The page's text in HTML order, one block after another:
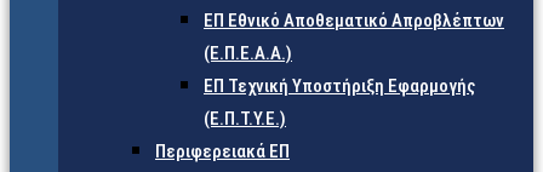
ΕΠ Εθνικό Αποθεματικό Απροβλέπτων
(Ε.Π.Ε.Α.Α.)
ΕΠ Τεχνική Υποστήριξη Εφαρμογής
(Ε.Π.Τ.Υ.Ε.)
Περιφερειακά ΕΠ